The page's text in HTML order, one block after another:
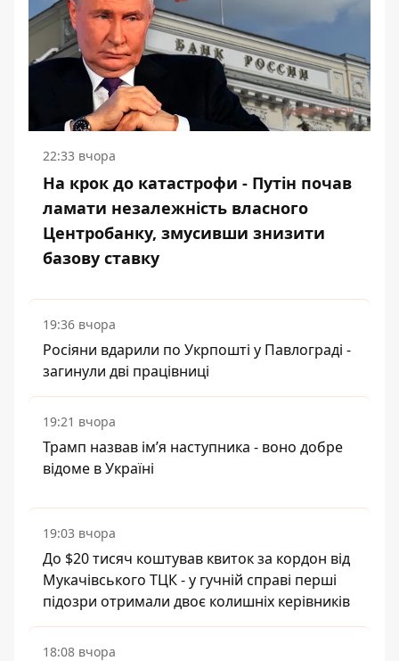
22:33 вчора
На крок до катастрофи - Путін почав
ламати незалежність власного
Центробанку, змусивши знизити
базову ставку
19:36 вчора
Росіяни вдарили по Укрпошті у Павлограді -
загинули дві працівниці
19:21 вчора
Трамп назвав імʼя наступника - воно добре
відоме в Україні
19:03 вчора
До $20 тисяч коштував квиток за кордон від
Мукачівського ТЦК - у гучній справі перші
підозри отримали двоє колишніх керівників
18:08 вчора